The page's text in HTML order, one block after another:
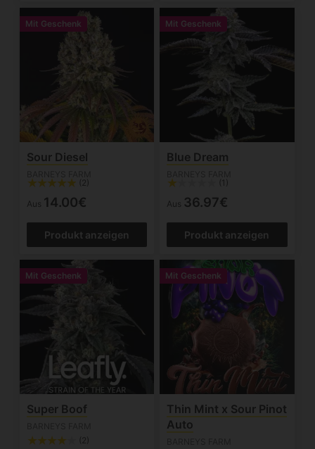
Mit Geschenk
Sour Diesel
(2)
Aus 14.00€
Produkt anzeigen
Mit Geschenk
Blue Dream
(1)
Aus 36.97€
Produkt anzeigen
Mit Geschenk
Super Boof
(2)
Mit Geschenk
Thin Mint x Sour Pinot
Auto